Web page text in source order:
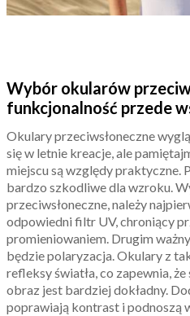
Wybór okularów
funkcjonalność przede
Okulary przeciwsłoneczne
się w letnie kreacje, ale
miejscu są względy praktyczne.
bardzo szkodliwe dla wzroku.
przeciwsłoneczne, należy
odpowiedni filtr UV, chroniący
promieniowaniem. Drugim
będzie polaryzacja. Okulary z
refleksy światła, co zapewnia,
obraz jest bardziej dokładny.
poprawiają kontrast i podnoszą